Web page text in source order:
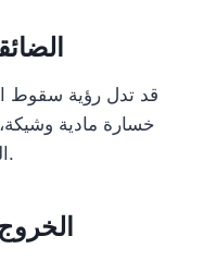
2.
قد تدل رؤية سقوط
خسارة مادية
المنام من ألم شديد أثناء سقوطها.
3.